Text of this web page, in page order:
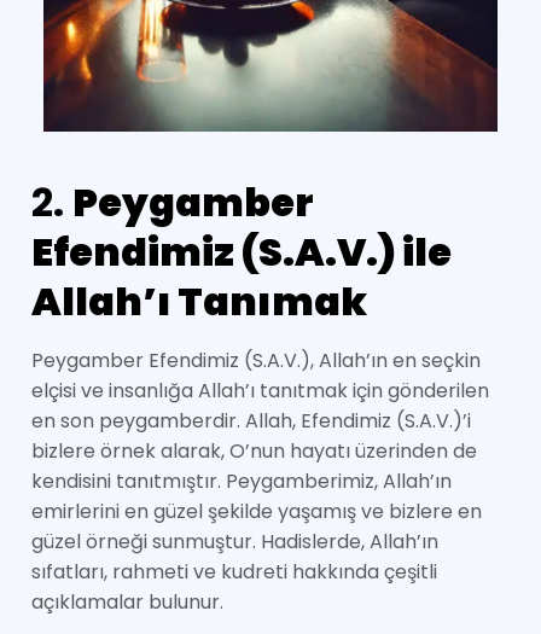
2. Peygamber
Efendimiz (S.A.V.) ile
Allah’ı Tanımak
Peygamber Efendimiz (S.A.V.), Allah’ın en seçkin
elçisi ve insanlığa Allah’ı tanıtmak için gönderilen
en son peygamberdir. Allah, Efendimiz (S.A.V.)’i
bizlere örnek alarak, O’nun hayatı üzerinden de
kendisini tanıtmıştır. Peygamberimiz, Allah’ın
emirlerini en güzel şekilde yaşamış ve bizlere en
güzel örneği sunmuştur. Hadislerde, Allah’ın
sıfatları, rahmeti ve kudreti hakkında çeşitli
açıklamalar bulunur.